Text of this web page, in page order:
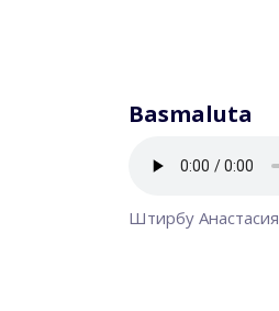
Basmaluta
Штирбу